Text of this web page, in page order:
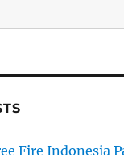
Fire Indonesia